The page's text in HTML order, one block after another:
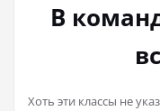
В
Хоть эти классы не